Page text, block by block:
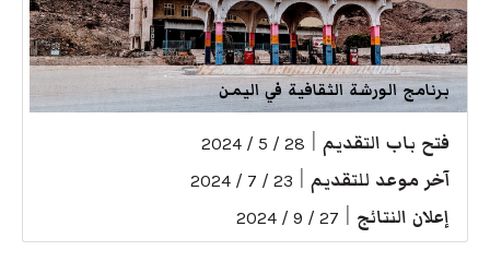
برنامج الورشة الثقافية في اليمن
فتح باب التقديم 28 / 5 / 2024
آخر موعد للتقديم 23 / 7 / 2024
إعلان النتائج 27 / 9 / 2024